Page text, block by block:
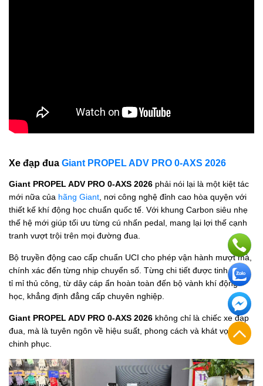
Xe đạp đua Giant PROPEL ADV PRO 0-AXS 2026
Giant PROPEL ADV PRO 0-AXS 2026 phải nói lại là một kiệt tác
mới nữa của hãng Giant , nơi công nghệ đỉnh cao hòa quyện với
thiết kế khí động học chuẩn quốc tế. Với khung Carbon siêu nhẹ
thế hệ mới giúp tối ưu từng cú nhấn pedal, mang lại lợi thế cạnh
tranh vượt trội trên mọi đường đua.
Bộ truyền động cao cấp chuẩn UCI cho phép vận hành mượt mà,
chính xác đến từng nhịp chuyển số. Từng chi tiết được tinh chỉnh
tỉ mỉ thủ công, từ dây cáp ẩn hoàn toàn đến bộ vành khí động
học, khẳng định đẳng cấp chuyên nghiệp.
Giant PROPEL ADV PRO 0-AXS 2026 không chỉ là chiếc xe đạp
đua, mà là tuyên ngôn về hiệu suất, phong cách và khát vọng
chinh phục.